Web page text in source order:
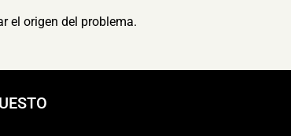
el origen del problema.